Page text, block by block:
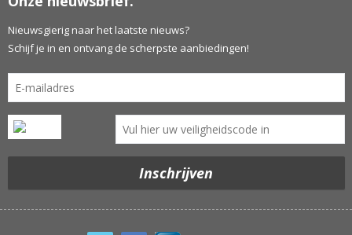
Nieuwsgierig naar het laatste nieuws?
Schijf je in en ontvang de scherpste aanbiedingen!